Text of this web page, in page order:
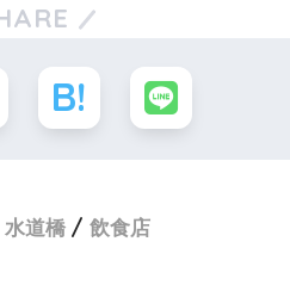
水道橋
飲食店